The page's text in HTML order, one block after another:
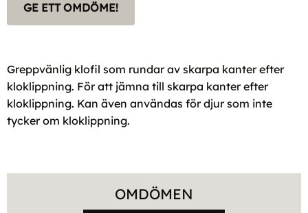
GE ETT OMDÖME!
Greppvänlig klofil som rundar av skarpa kanter efter
kloklippning. För att jämna till skarpa kanter efter
kloklippning. Kan även användas för djur som inte
tycker om kloklippning.
OMDÖMEN